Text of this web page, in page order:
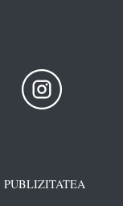
PUBLIZITATEA